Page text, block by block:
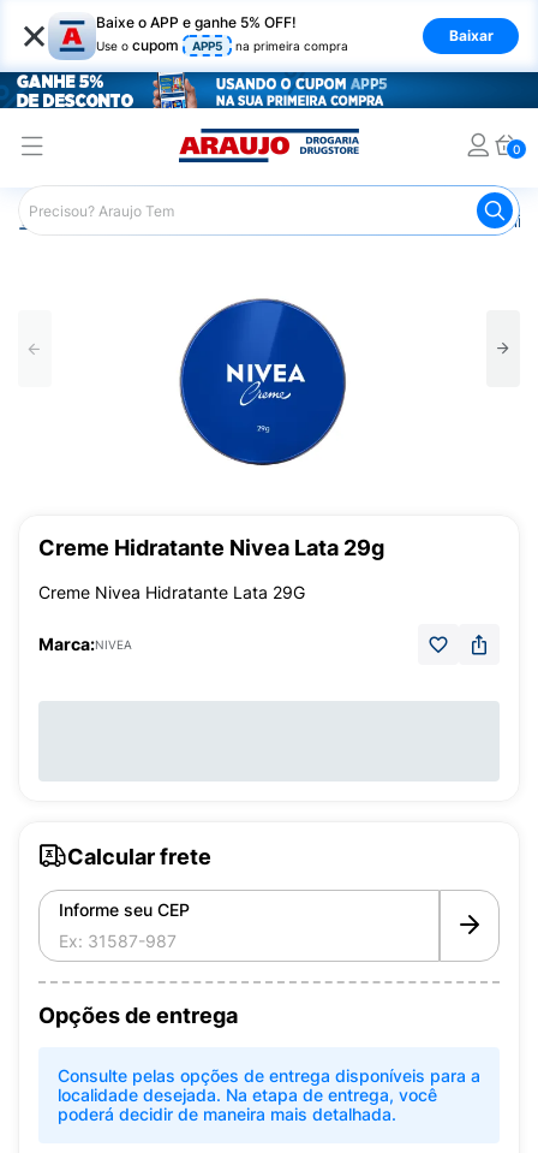
× Baixe o APP e ganhe 5% OFF!
Use o cupom APP5 na primeira compra
Baixar
0
Araujo Beleza e Cuidados
Creme Hidratante Nivea Lata 29g
Creme Nivea Hidratante Lata 29G
Marca:NIVEA
Calcular frete
Informe seu CEP
Opções de entrega
Consulte pelas opções de entrega disponíveis para a
localidade desejada. Na etapa de entrega, você
poderá decidir de maneira mais detalhada.